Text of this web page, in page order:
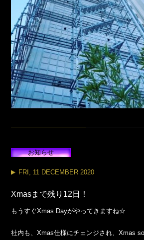
お知らせ
FRI, 11 DECEMBER 2020
Xmasまで残り12日！
もうすぐXmas Dayがやってきますね☆
社内も、Xmas仕様にチェンジされ、Xmas